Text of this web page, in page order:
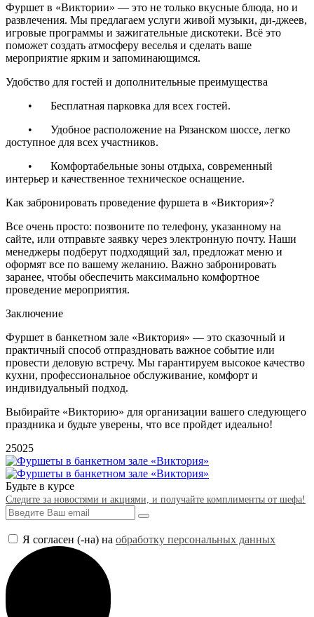
Фуршет в «Виктории» — это не только вкусные блюда, но и
развлечения. Мы предлагаем услуги живой музыки, ди-джеев,
игровые программы и зажигательные дискотеки. Всё это
поможет создать атмосферу веселья и сделать ваше
мероприятие ярким и запоминающимся.
Удобство для гостей и дополнительные преимущества
•
Бесплатная парковка для всех гостей.
•
Удобное расположение на Рязанском шоссе, легко
доступное для всех участников.
•
Комфортабельные зоны отдыха, современный
интерьер и качественное техническое оснащение.
Как забронировать проведение фуршета в «Виктория»?
Все очень просто: позвоните по телефону, указанному на
сайте, или отправьте заявку через электронную почту. Наши
менеджеры подберут подходящий зал, предложат меню и
оформят все по вашему желанию. Важно забронировать
заранее, чтобы обеспечить максимально комфортное
проведение мероприятия.
Заключение
Фуршет в банкетном зале «Виктория» — это сказочный и
практичный способ отпраздновать важное событие или
провести деловую встречу. Мы гарантируем высокое качество
кухни, профессиональное обслуживание, комфорт и
индивидуальный подход.
Выбирайте «Викторию» для организации вашего следующего
праздника и будьте уверены, что все пройдет идеально!
25025
Будьте в курсе
Следите за новостями и акциями, и получайте комплименты от шефа!
Я согласен (-на) на обработку персональных данных